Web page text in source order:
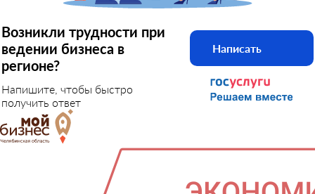
Возникли трудности при
ведении бизнеса в
регионе?
Напишите, чтобы быстро
получить ответ
Написать